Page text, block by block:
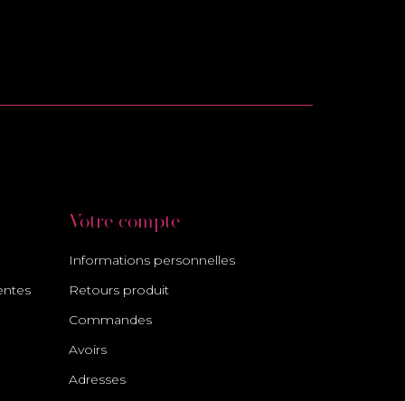
Votre compte
Informations personnelles
Retours produit
Commandes
Avoirs
Adresses